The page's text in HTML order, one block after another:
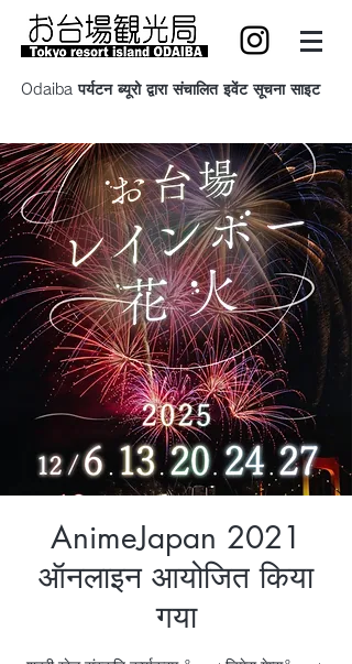
Odaiba पर्यटन ब्यूरो द्वारा संचालित इवेंट सूचना साइट
AnimeJapan 2021
ऑनलाइन आयोजित किया
गया